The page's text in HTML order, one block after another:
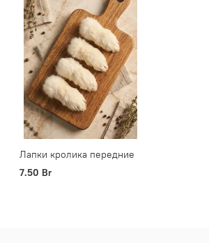
Лапки кролика передние
7.50 Br